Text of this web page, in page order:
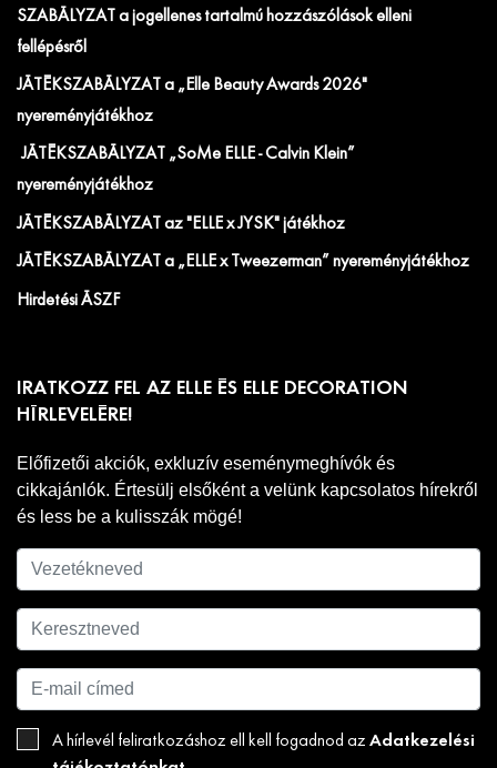
SZABÁLYZAT a jogellenes tartalmú hozzászólások elleni
fellépésről
JÁTÉKSZABÁLYZAT a „Elle Beauty Awards 2026"
nyereményjátékhoz
JÁTÉKSZABÁLYZAT „SoMe ELLE - Calvin Klein”
nyereményjátékhoz
JÁTÉKSZABÁLYZAT az "ELLE x JYSK" játékhoz
JÁTÉKSZABÁLYZAT a „ELLE x Tweezerman” nyereményjátékhoz
Hirdetési ÁSZF
IRATKOZZ FEL AZ ELLE ÉS ELLE DECORATION
HÍRLEVELÉRE!
Előfizetői akciók, exkluzív eseménymeghívók és
cikkajánlók. Értesülj elsőként a velünk kapcsolatos hírekről
és less be a kulisszák mögé!
A hírlevél feliratkozáshoz ell kell fogadnod az Adatkezelési